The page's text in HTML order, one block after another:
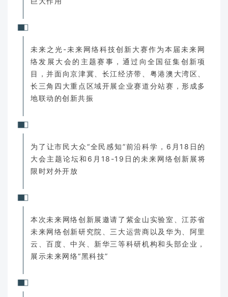
未来之光-未来网络科技创新大赛作为本届未来网
络发展大会的主题赛事，通过向全国征集创新项
目，并面向京津冀、长江经济带、粤港澳大湾区、
长三角四大重点区域开展企业赛道分站赛，形成多
地联动的创新共振
为了让市民大众“全民感知”前沿科学，6月18日的
大会主题论坛和6月18-19日的未来网络创新展将
限时对外开放
本次未来网络创新展邀请了紫金山实验室、江苏省
未来网络创新研究院、三大运营商以及华为、阿里
云、百度、中兴、新华三等科研机构和头部企业，
展示未来网络“黑科技”